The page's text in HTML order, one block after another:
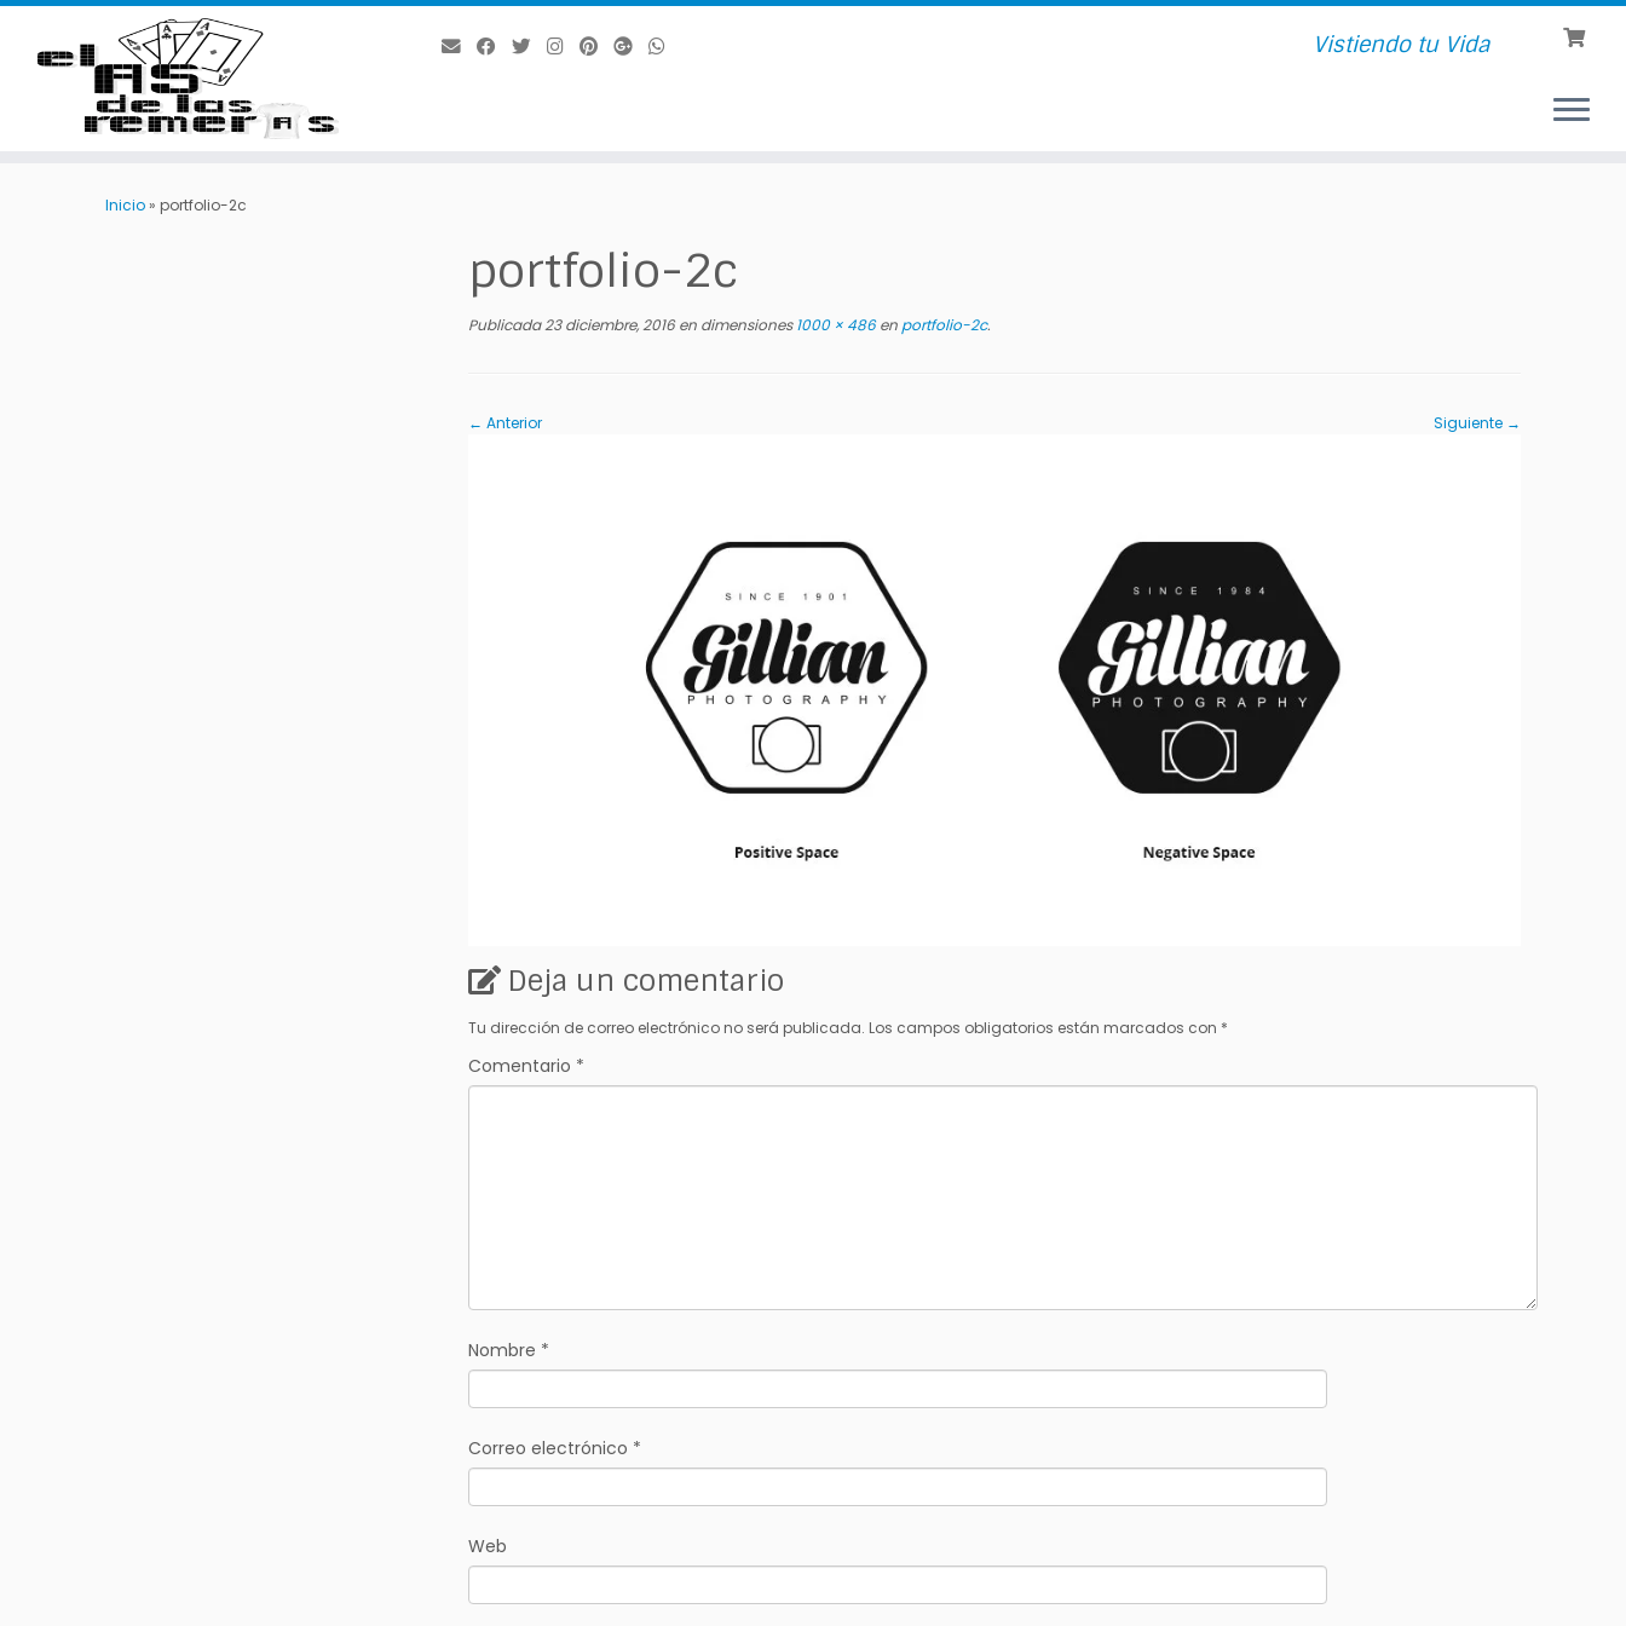
Vistiendo tu Vida
Inicio » portfolio-2c
portfolio-2c
Publicada23 diciembre, 2016en dimensiones1000 × 486en portfolio-2c.
← Anterior Siguiente →
Deja un comentario
Tu dirección de correo electrónico no será publicada. Los campos obligatorios están marcados con *
Comentario *
Nombre *
Correo electrónico *
Web